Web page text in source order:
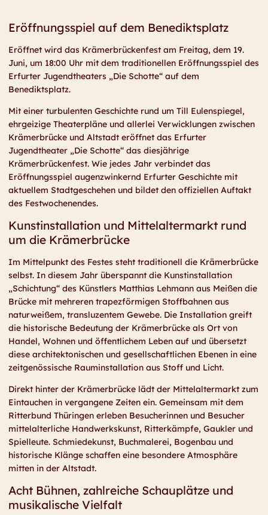
Eröffnungsspiel auf dem Benediktsplatz
Eröffnet wird das Krämerbrückenfest am Freitag, dem 19.
Juni, um 18:00 Uhr mit dem traditionellen Eröffnungsspiel des
Erfurter Jugendtheaters „Die Schotte“ auf dem
Benediktsplatz.
Mit einer turbulenten Geschichte rund um Till Eulenspiegel,
ehrgeizige Theaterpläne und allerlei Verwicklungen zwischen
Krämerbrücke und Altstadt eröffnet das Erfurter
Jugendtheater „Die Schotte“ das diesjährige
Krämerbrückenfest. Wie jedes Jahr verbindet das
Eröffnungsspiel augenzwinkernd Erfurter Geschichte mit
aktuellem Stadtgeschehen und bildet den offiziellen Auftakt
des Festwochenendes.
Kunstinstallation und Mittelaltermarkt rund
um die Krämerbrücke
Im Mittelpunkt des Festes steht traditionell die Krämerbrücke
selbst. In diesem Jahr überspannt die Kunstinstallation
„Schichtung“ des Künstlers Matthias Lehmann aus Meißen die
Brücke mit mehreren trapezförmigen Stoffbahnen aus
naturweißem, transluzentem Gewebe. Die Installation greift
die historische Bedeutung der Krämerbrücke als Ort von
Handel, Wohnen und öffentlichem Leben auf und übersetzt
diese architektonischen und gesellschaftlichen Ebenen in eine
zeitgenössische Rauminstallation aus Stoff und Licht.
Direkt hinter der Krämerbrücke lädt der Mittelaltermarkt zum
Eintauchen in vergangene Zeiten ein. Gemeinsam mit dem
Ritterbund Thüringen erleben Besucherinnen und Besucher
mittelalterliche Handwerkskunst, Ritterkämpfe, Gaukler und
Spielleute. Schmiedekunst, Buchmalerei, Bogenbau und
historische Klänge schaffen eine besondere Atmosphäre
mitten in der Altstadt.
Acht Bühnen, zahlreiche Schauplätze und
musikalische Vielfalt